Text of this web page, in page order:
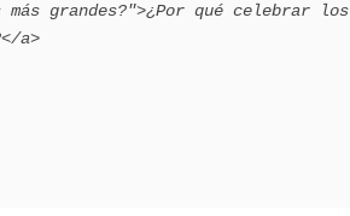
grandes?">¿Por qué celebrar los
a>